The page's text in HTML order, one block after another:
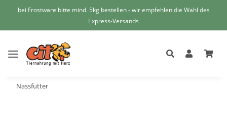
bei Frostware bitte mind. 5kg bestellen - wir empfehlen die Wahl des
Express-Versands
Nassfutter